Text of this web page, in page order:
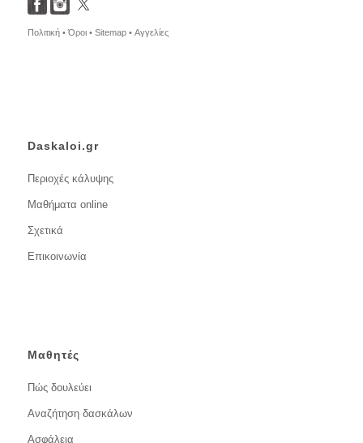
Πολιτική •Όροι • Sitemap • Αγγελίες
Daskaloi.gr
Περιοχές κάλυψης
Μαθήματα online
Σχετικά
Επικοινωνία
Μαθητές
Πώς δουλεύει
Αναζήτηση δασκάλων
Ασφάλεια